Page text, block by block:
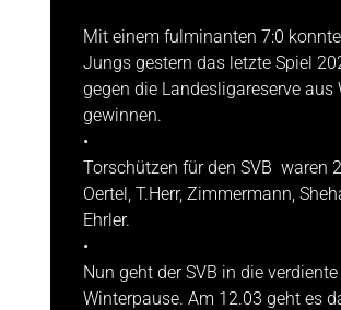
Mit einem fulminanten 7:0
Jungs gestern das letzte Spiel
gegen die Landesligareserve aus
gewinnen.
•
Torschützen für den SVB waren
Oertel, T.Herr, Zimmermann,
Ehrler.
•
Nun geht der SVB in die verdiente
Winterpause. Am 12.03 geht es